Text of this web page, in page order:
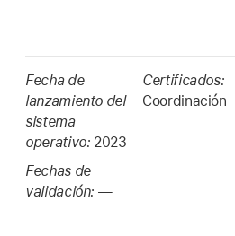
Fecha de
lanzamiento del
sistema
operativo: 2023
Fechas de
validación: —
Certificados:
Coordinación